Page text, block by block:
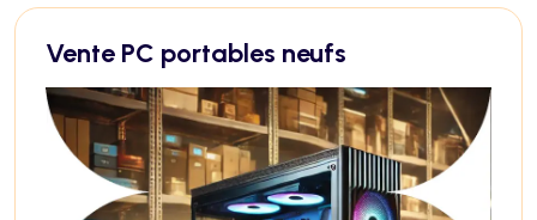
Vente PC portables neufs